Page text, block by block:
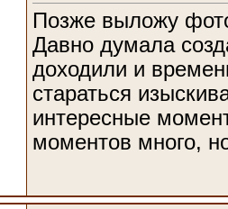
Позже выложу
Давно думала
доходили и
стараться
интересные
моментов много,